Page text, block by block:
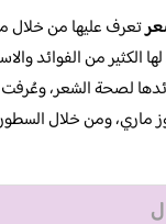
تعرف عليها من خلال
الكثير من الفوائد
لصحة الشعر،
ماري، ومن خلال